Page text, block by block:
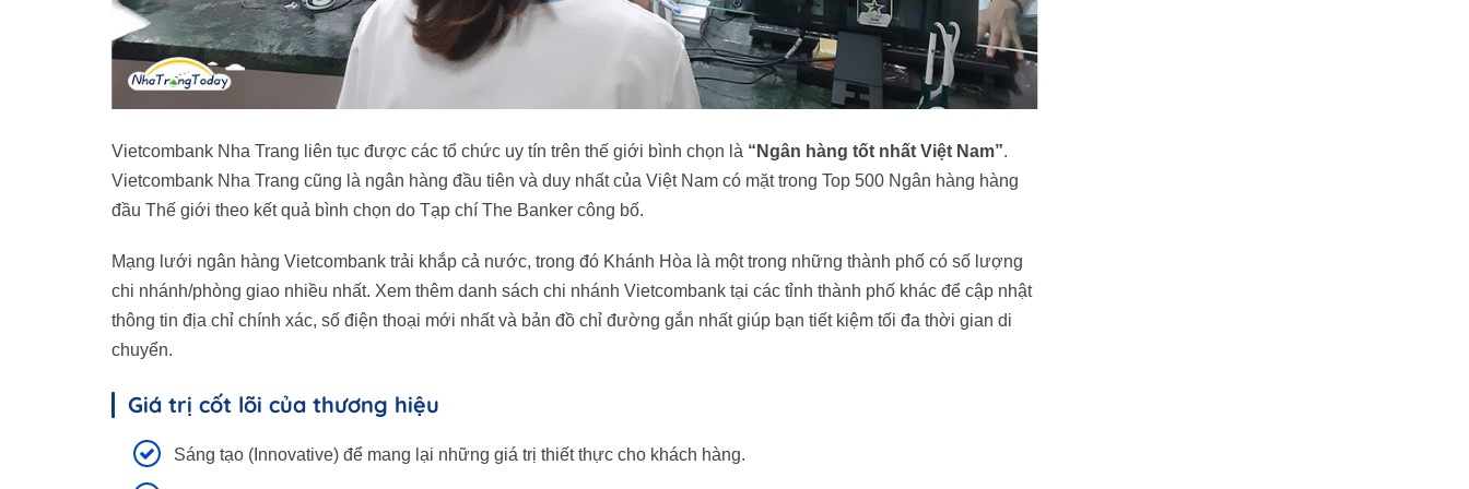
Vietcombank Nha Trang liên tục được các tổ chức uy tín trên thế giới bình chọn là “Ngân hàng tốt nhất Việt Nam”.
Vietcombank Nha Trang cũng là ngân hàng đầu tiên và duy nhất của Việt Nam có mặt trong Top 500 Ngân hàng hàng
đầu Thế giới theo kết quả bình chọn do Tạp chí The Banker công bố.
Mạng lưới ngân hàng Vietcombank trải khắp cả nước, trong đó Khánh Hòa là một trong những thành phố có số lượng
chi nhánh/phòng giao nhiều nhất. Xem thêm danh sách chi nhánh Vietcombank tại các tỉnh thành phố khác để cập nhật
thông tin địa chỉ chính xác, số điện thoại mới nhất và bản đồ chỉ đường gắn nhất giúp bạn tiết kiệm tối đa thời gian di
chuyển.
Giá trị cốt lõi của thương hiệu
Sáng tạo (Innovative) để mang lại những giá trị thiết thực cho khách hàng.